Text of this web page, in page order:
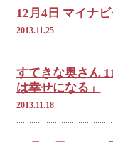
12月4日 マイナ
2013.11.25
すてきな奥さん
は幸せになる」
2013.11.18